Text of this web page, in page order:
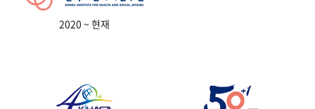
2020 ~ 현재